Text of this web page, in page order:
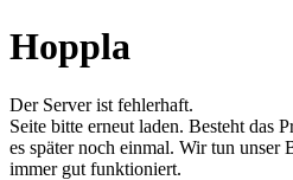
Hoppla
Der Server ist fehlerhaft.
Seite bitte erneut laden. Besteht das
es später noch einmal. Wir tun unser
immer gut funktioniert.